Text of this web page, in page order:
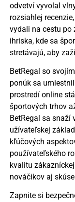
odvetví vyvolal
rozsiahlej
vydali na cestu po
ihriska, kde sa
stretávajú, aby
BetRegal so
ponúk sa
prostredí online
športových trhov
BetRegal sa snaží
užívateľskej
kľúčových
používateľského
kvalitu
nováčikov aj
Zapnite si